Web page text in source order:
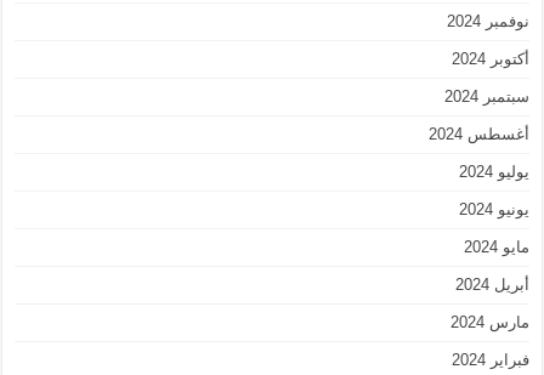
نوفمبر 2024
أكتوبر 2024
سبتمبر 2024
أغسطس 2024
يوليو 2024
يونيو 2024
مايو 2024
أبريل 2024
مارس 2024
فبراير 2024